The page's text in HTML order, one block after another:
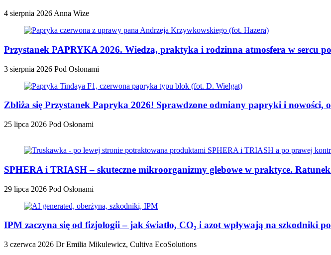
4 sierpnia 2026 Anna Wize
Przystanek PAPRYKA 2026. Wiedza, praktyka i rodzinna atmosfera w sercu
3 sierpnia 2026 Pod Osłonami
Zbliża się Przystanek Papryka 2026! Sprawdzone odmiany papryki i nowości,
25 lipca 2026 Pod Osłonami
SPHERA i TRIASH – skuteczne mikroorganizmy glebowe w praktyce.
29 lipca 2026 Pod Osłonami
IPM zaczyna się od fizjologii – jak światło, CO₂ i azot wpływają na szkodniki
3 czerwca 2026 Dr Emilia Mikulewicz, Cultiva EcoSolutions